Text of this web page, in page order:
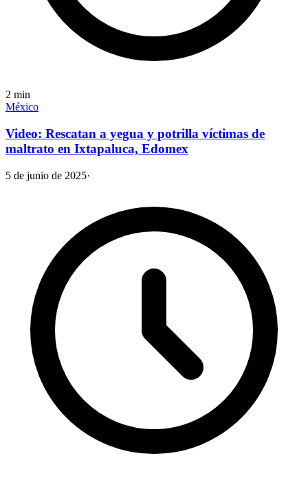
2 min
México
Video: Rescatan a yegua y potrilla víctimas de
maltrato en Ixtapaluca, Edomex
5 de junio de 2025·